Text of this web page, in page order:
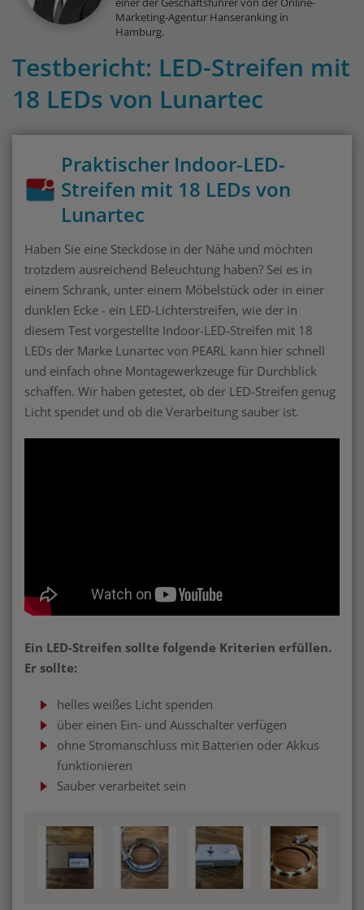
Marketing-Agentur Hanseranking in
Hamburg.
Testbericht: LED-Streifen mit
18 LEDs von Lunartec
Praktischer Indoor-LED-
Streifen mit 18 LEDs von
Lunartec
Haben Sie eine Steckdose in der Nähe und möchten
trotzdem ausreichend Beleuchtung haben? Sei es in
einem Schrank, unter einem Möbelstück oder in einer
dunklen Ecke - ein LED-Lichterstreifen, wie der in
diesem Test vorgestellte Indoor-LED-Streifen mit 18
LEDs der Marke Lunartec von PEARL kann hier schnell
und einfach ohne Montagewerkzeuge für Durchblick
schaffen. Wir haben getestet, ob der LED-Streifen genug
Licht spendet und ob die Verarbeitung sauber ist.
Ein LED-Streifen sollte folgende Kriterien erfüllen.
Er sollte:
helles weißes Licht spenden
über einen Ein- und Ausschalter verfügen
ohne Stromanschluss mit Batterien oder Akkus
funktionieren
Sauber verarbeitet sein